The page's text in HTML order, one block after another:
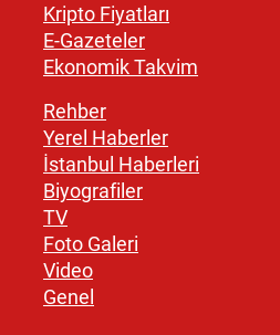
Kripto Fiyatları
E-Gazeteler
Ekonomik Takvim
Rehber
Yerel Haberler
İstanbul Haberleri
Biyografiler
TV
Foto Galeri
Video
Genel